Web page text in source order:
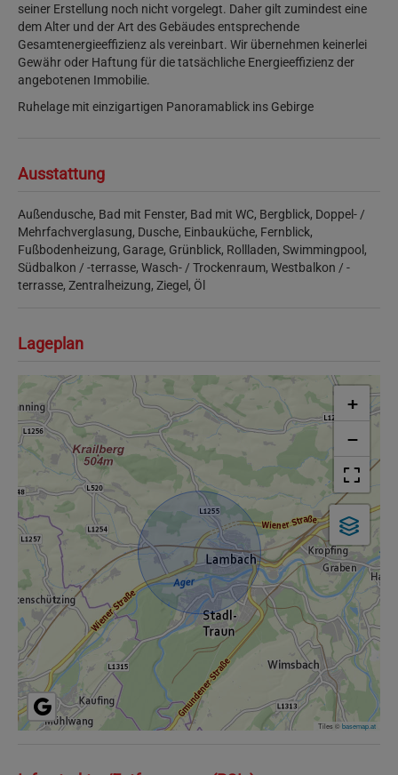
seiner Erstellung noch nicht vorgelegt. Daher gilt zumindest eine
dem Alter und der Art des Gebäudes entsprechende
Gesamtenergieeffizienz als vereinbart. Wir übernehmen keinerlei
Gewähr oder Haftung für die tatsächliche Energieeffizienz der
angebotenen Immobilie.
Ruhelage mit einzigartigen Panoramablick ins Gebirge
Ausstattung
Außendusche Bad mit Fenster Bad mit WC Bergblick Doppel- /
Mehrfachverglasung Dusche Einbauküche Fernblick
Fußbodenheizung Garage Grünblick Rollladen Swimmingpool
Südbalkon / -terrasse Wasch- / Trockenraum Westbalkon / -
terrasse Zentralheizung Ziegel Öl
Lageplan
+
−
Tiles ©basemap.at